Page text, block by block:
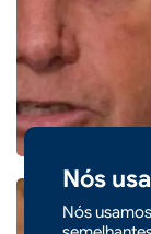
Nós
Nós